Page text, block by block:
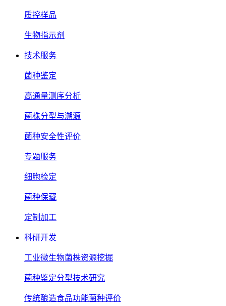
质控样品
生物指示剂
技术服务
菌种鉴定
高通量测序分析
菌株分型与溯源
菌种安全性评价
专题服务
细胞检定
菌种保藏
定制加工
科研开发
工业微生物菌株资源挖掘
菌种鉴定分型技术研究
传统酿造食品功能菌种评价